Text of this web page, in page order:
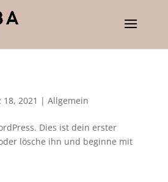
18, 2021 | Allgemein
Dies ist dein erster
lösche ihn und beginne mit